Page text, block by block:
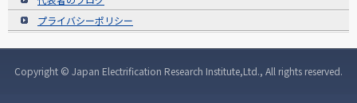
プライバシーポリシー
Copyright © Japan Electrification Research Institute,Ltd., All rights reserved.